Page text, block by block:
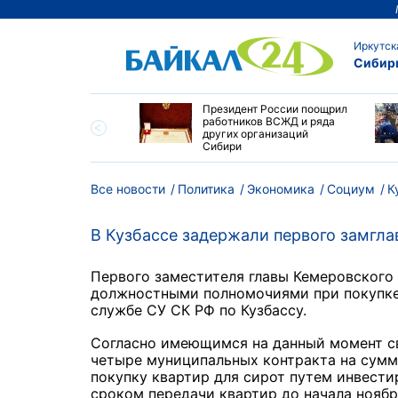
Президент России поощрил
работников ВСЖД и ряда
других организаций
Сибири
Все новости Политика Экономика Социум
В Кузбассе задержали первого
Первого заместителя главы
должностными полномочиями при
службе СУ СК РФ по Кузбассу.
Согласно имеющимся на данный момент
четыре муниципальных контракта на
покупку квартир для сирот путем
сроком передачи квартир до начала